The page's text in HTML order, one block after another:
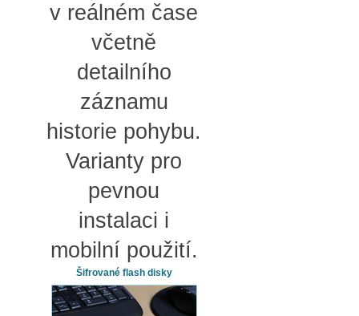
v reálném čase
včetně
detailního
záznamu
historie pohybu.
Varianty pro
pevnou
instalaci i
mobilní použití.
Šifrované flash disky